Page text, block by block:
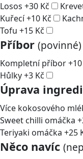
Losos +30 Kč
Kuřecí+10 Kč
Tofu +15 Kč
Příbor (povinné)
Kompletní příbor+10
Hůlky+3 Kč
Úprava
Více kokosového
Sweet chilli omáčka +
Teriyaki omáčka +25
Něco navíc